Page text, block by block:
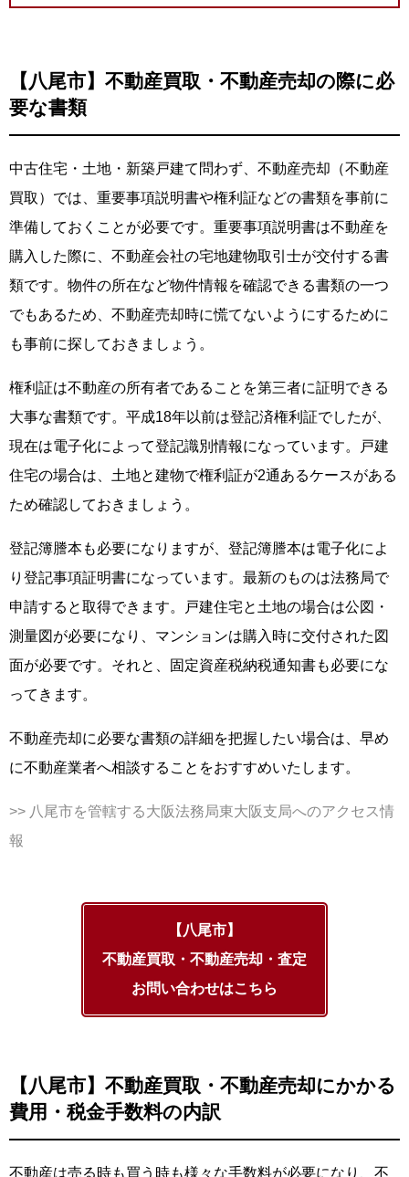
【八尾市】不動産買取・不動産売却の際に必
要な書類
中古住宅・土地・新築戸建て問わず、不動産売却（不動産
買取）では、重要事項説明書や権利証などの書類を事前に
準備しておくことが必要です。重要事項説明書は不動産を
購入した際に、不動産会社の宅地建物取引士が交付する書
類です。物件の所在など物件情報を確認できる書類の一つ
でもあるため、不動産売却時に慌てないようにするために
も事前に探しておきましょう。
権利証は不動産の所有者であることを第三者に証明できる
大事な書類です。平成18年以前は登記済権利証でしたが、
現在は電子化によって登記識別情報になっています。戸建
住宅の場合は、土地と建物で権利証が2通あるケースがある
ため確認しておきましょう。
登記簿謄本も必要になりますが、登記簿謄本は電子化によ
り登記事項証明書になっています。最新のものは法務局で
申請すると取得できます。戸建住宅と土地の場合は公図・
測量図が必要になり、マンションは購入時に交付された図
面が必要です。それと、固定資産税納税通知書も必要にな
ってきます。
不動産売却に必要な書類の詳細を把握したい場合は、早め
に不動産業者へ相談することをおすすめいたします。
>> 八尾市を管轄する大阪法務局東大阪支局へのアクセス情
報
【八尾市】
不動産買取・不動産売却・査定
お問い合わせはこちら
【八尾市】不動産買取・不動産売却にかかる
費用・税金手数料の内訳
不動産は売る時も買う時も様々な手数料が必要になり、不